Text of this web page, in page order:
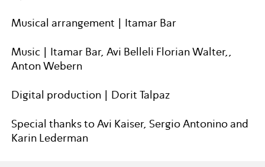
Musical arrangement | Itamar Bar
,Music | Itamar Bar, Avi Belleli Florian Walter,
Anton Webern
Digital production | Dorit Talpaz
Special thanks to Avi Kaiser, Sergio Antonino and
Karin Lederman